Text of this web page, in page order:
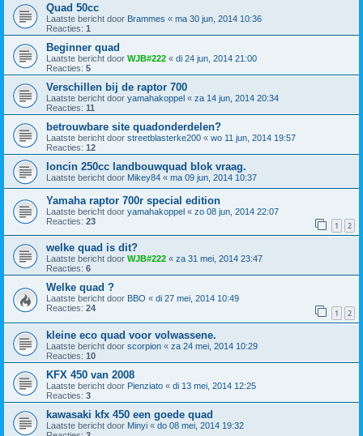
Quad 50cc
Laatste bericht door Brammes « ma 30 jun, 2014 10:36
Reacties: 1
Beginner quad
Laatste bericht door WJB#222 « di 24 jun, 2014 21:00
Reacties: 5
Verschillen bij de raptor 700
Laatste bericht door yamahakoppel « za 14 jun, 2014 20:34
Reacties: 11
betrouwbare site quadonderdelen?
Laatste bericht door streetblasterke200 « wo 11 jun, 2014 19:57
Reacties: 12
loncin 250cc landbouwquad blok vraag.
Laatste bericht door Mikey84 « ma 09 jun, 2014 10:37
Yamaha raptor 700r special edition
Laatste bericht door yamahakoppel « zo 08 jun, 2014 22:07
Reacties: 23 1 2
welke quad is dit?
Laatste bericht door WJB#222 « za 31 mei, 2014 23:47
Reacties: 6
Welke quad ?
Laatste bericht door BBO « di 27 mei, 2014 10:49
Reacties: 24 1 2
kleine eco quad voor volwassene.
Laatste bericht door scorpion « za 24 mei, 2014 10:29
Reacties: 10
KFX 450 van 2008
Laatste bericht door Pienziato « di 13 mei, 2014 12:25
Reacties: 3
kawasaki kfx 450 een goede quad
Laatste bericht door Minyi « do 08 mei, 2014 19:32